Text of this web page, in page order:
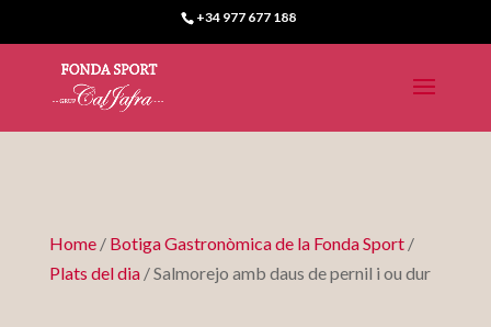
+34 977 677 188
Home/ Botiga Gastronòmica de la Fonda Sport/
Plats del dia/ Salmorejo amb daus de pernil i ou dur